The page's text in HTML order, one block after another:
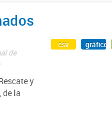
de
y
de la
csv gráfico